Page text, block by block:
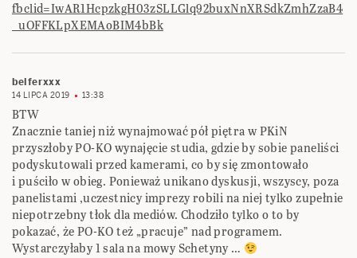
fbclid=IwAR1HcpzkgH03zSLLGlq92buxNnXRSdkZmhZzaB4
_uOFFKLpXEMAoBIM4bBk
belferxxx
14 LIPCA 2019 13:38
BTW
Znacznie taniej niż wynajmować pół piętra w PKiN
przyszłoby PO-KO wynajęcie studia, gdzie by sobie paneliści
podyskutowali przed kamerami, co by się zmontowało
i puściło w obieg. Ponieważ unikano dyskusji, wszyscy, poza
panelistami ,uczestnicy imprezy robili na niej tylko zupełnie
niepotrzebny tłok dla mediów. Chodziło tylko o to by
pokazać, że PO-KO też „pracuje” nad programem.
Wystarczyłaby 1 sala na mowy Schetyny …